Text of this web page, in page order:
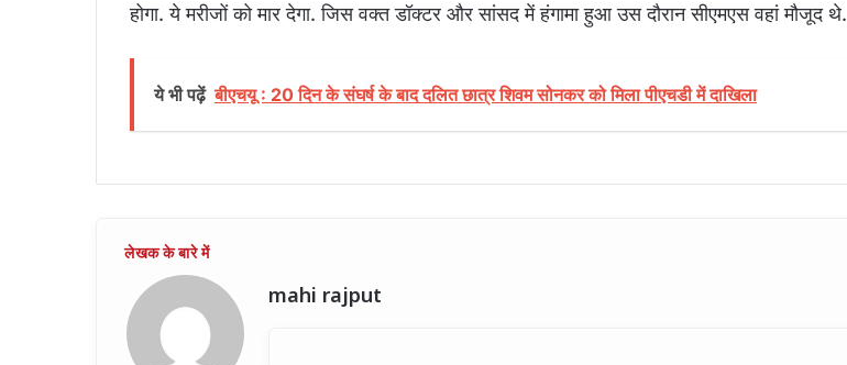
होगा. ये मरीजों को मार देगा. जिस वक्त डॉक्टर और सांसद में हंगामा हुआ उस दौरान सीएमएस वहां मौजूद थे.
ये भी पढ़ें बीएचयू : 20 दिन के संघर्ष के बाद दलित छात्र शिवम सोनकर को मिला पीएचडी में दाखिला
mahi rajput